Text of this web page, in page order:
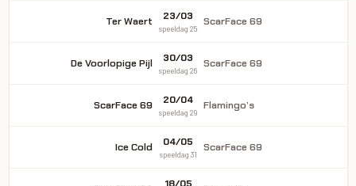
Ter Waert 23/03
speeldag 25
ScarFace 69
De Voorlopige Pijl 30/03
speeldag 26
ScarFace 69
ScarFace 69 20/04
speeldag 29
Flamingo’s
Ice Cold 04/05
speeldag 31
ScarFace 69